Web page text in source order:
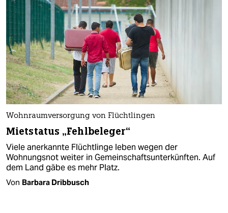
Wohnraumversorgung von Flüchtlingen
Mietstatus „Fehlbeleger“
Viele anerkannte Flüchtlinge leben wegen der
Wohnungsnot weiter in Gemeinschaftsunterkünften. Auf
dem Land gäbe es mehr Platz.
Von Barbara Dribbusch